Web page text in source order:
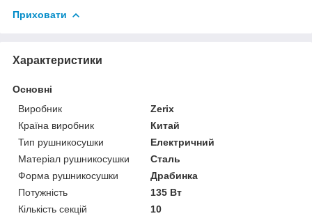
Приховати
Характеристики
Основні
Виробник
Zerix
Країна виробник
Китай
Тип рушникосушки
Електричний
Матеріал рушникосушки
Сталь
Форма рушникосушки
Драбинка
Потужність
135 Вт
Кількість секцій
10